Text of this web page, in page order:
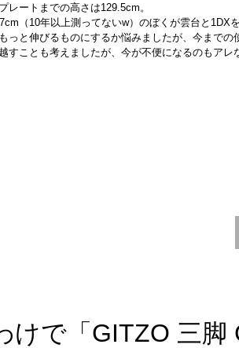
レートまでの高さは129.5cm。
（10年以上測ってないw）のぼくが雲台と1DX
っと伸びるものにするか悩みましたが、今まで
すことも考えましたが、今が不便になるのもアレ
けで「GITZO 三